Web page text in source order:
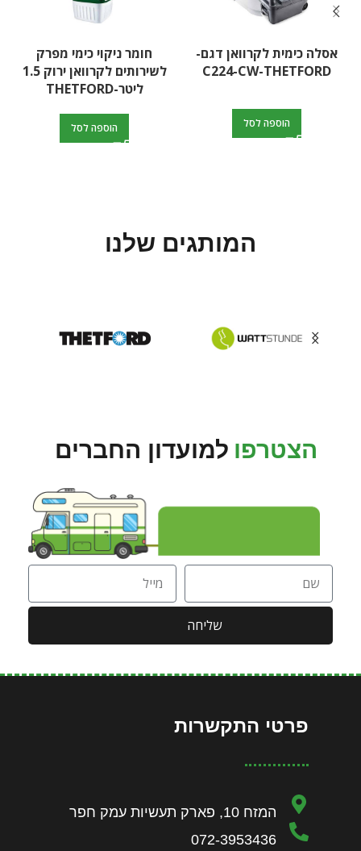
אסלה כימית לקרוואן דגם-
C224-CW-THETFORD
הוספה לסל
חומר ניקוי כימי מפרק
לשירותים לקרוואן ירוק 1.5
ליטר-THETFORD
הוספה לסל
המותגים שלנו
הצטרפו למועדון החברים
שליחה
פרטי התקשרות
המזח 10, פארק תעשיות עמק חפר
072-3953436